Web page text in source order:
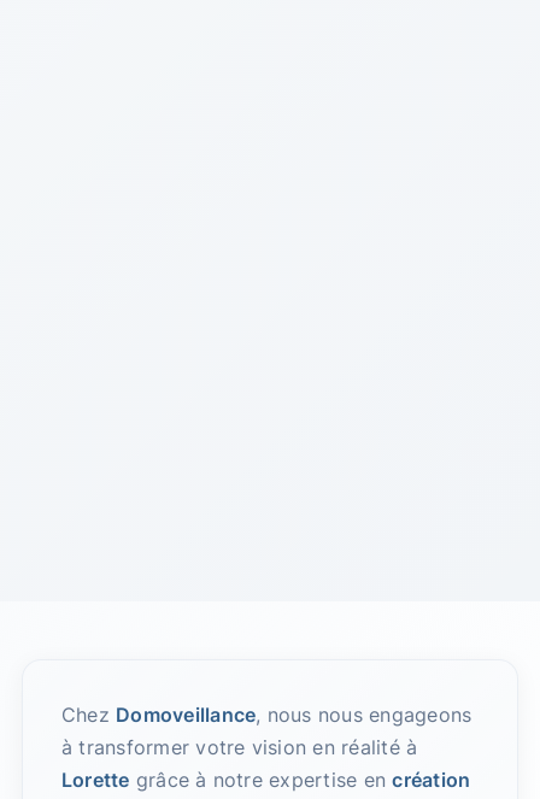
Chez Domoveillance, nous nous engageons
à transformer votre vision en réalité à
Lorette grâce à notre expertise encréation